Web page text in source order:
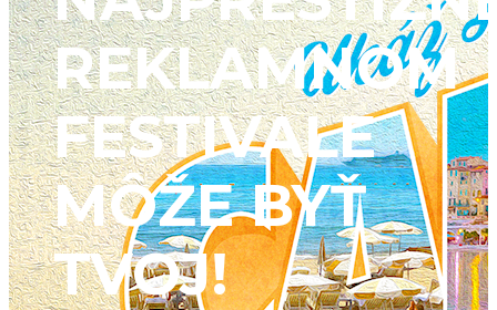
REKLAMNOM
FESTIVALE
MÔŽE BYŤ
TVOJ!